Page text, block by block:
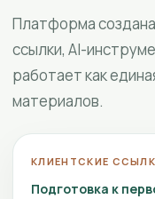
Платформа
ссылки, AI-
работает как
материалов.
КЛИЕНТСКИЕ
Подготовка к